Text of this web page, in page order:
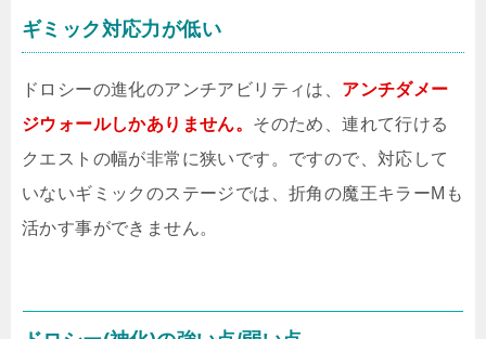
ギミック対応力が低い
ドロシーの進化のアンチアビリティは、 アンチダメー
ジウォールしかありません。 そのため、連れて行ける
クエストの幅が非常に狭いです。ですので、対応して
いないギミックのステージでは、折角の魔王キラーMも
活かす事ができません。